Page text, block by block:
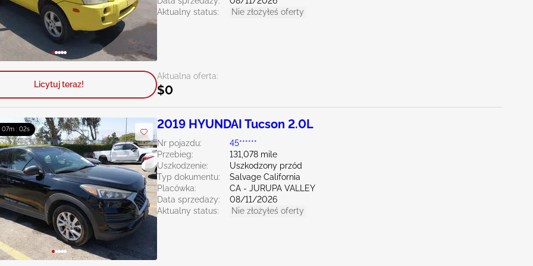
Aktualny status:
Nie złożyłeś oferty
Aktualna oferta:
$0
Licytuj teraz!
07m : 00s 2019 HYUNDAI Tucson 2.0L
Nr pojazdu:
45******
Przebieg:
131,078 mile
Uszkodzenie:
Uszkodzony przód
Typ dokumentu:
Salvage California
Placówka:
CA - JURUPA VALLEY
Data sprzedaży:
08/11/2026
Aktualny status:
Nie złożyłeś oferty